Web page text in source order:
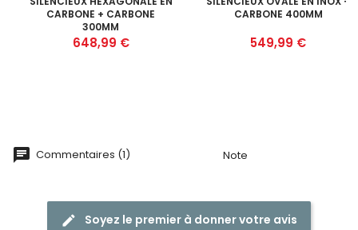
CARBONE + CARBONE
300MM
Prix
648,99 €
CARBONE 400MM
Prix
549,99 €
Commentaires (1) Note
Soyez le premier à donner votre avis